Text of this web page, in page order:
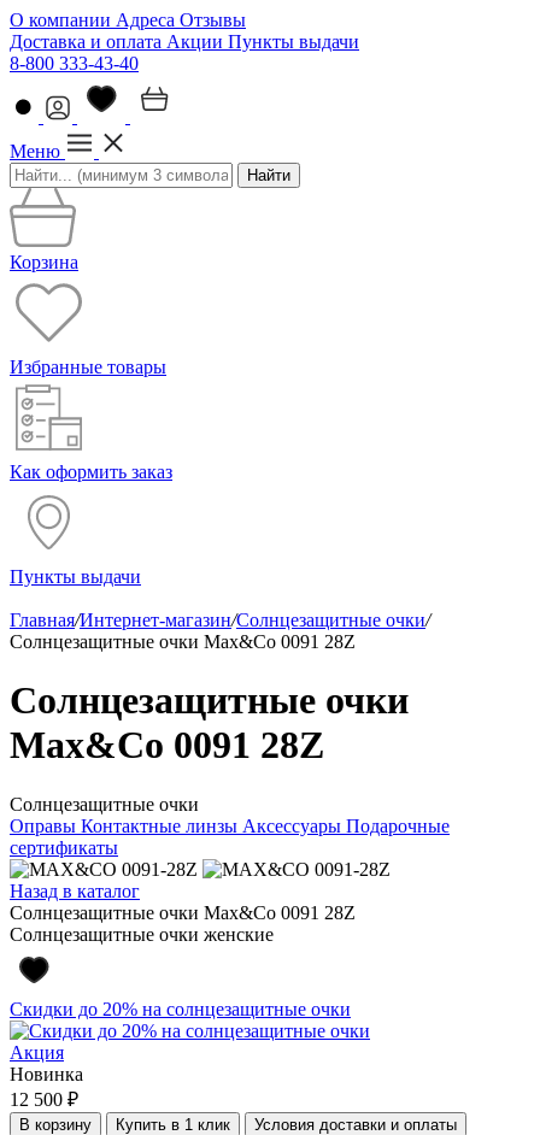
О компании Адреса Отзывы
Доставка и оплата Акции Пункты выдачи
8-800 333-43-40
Меню
Найти
Корзина
Избранные товары
Как оформить заказ
Пункты выдачи
Главная/Интернет-магазин/Солнцезащитные очки/
Солнцезащитные очки Max&Co 0091 28Z
Солнцезащитные очки
Max&Co 0091 28Z
Солнцезащитные очки
Оправы Контактные линзы Аксессуары Подарочные
сертификаты
Назад в каталог
Солнцезащитные очки Max&Co 0091 28Z
Солнцезащитные очки женские
Скидки до 20% на солнцезащитные очки
Акция
Новинка
12 500 ₽
В корзину Купить в 1 клик Условия доставки и оплаты